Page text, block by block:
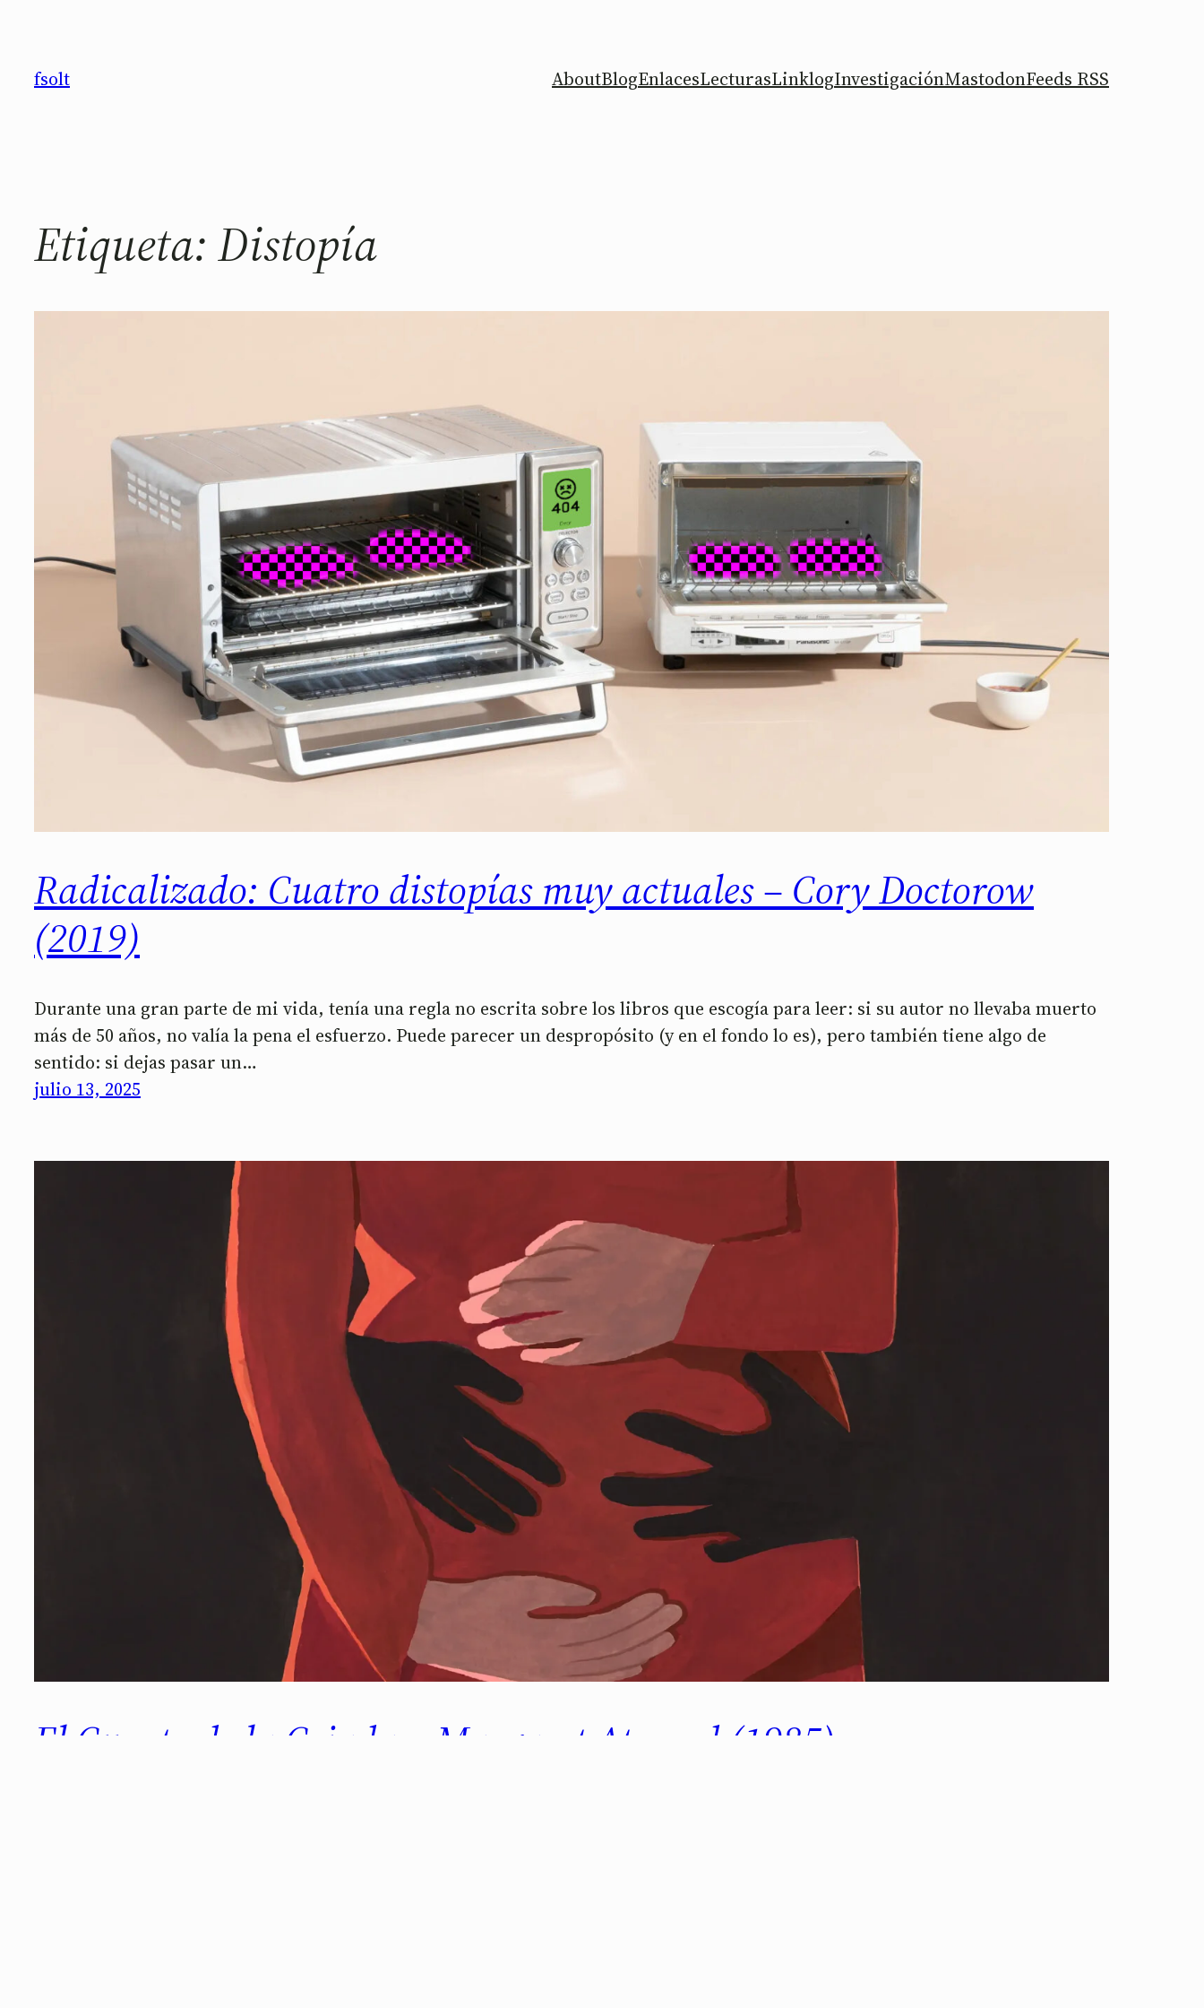
contenido
fsolt AboutBlogEnlacesLecturasLinklogInvestigaciónMastodonFeeds RSS
Etiqueta:Distopía
Radicalizado: Cuatro distopías muy actuales – Cory Doctorow
(2019)
Durante una gran parte de mi vida, tenía una regla no escrita sobre los libros que escogía para leer: si su autor no llevaba muerto
más de 50 años, no valía la pena el esfuerzo. Puede parecer un despropósito (y en el fondo lo es), pero también tiene algo de
sentido: si dejas pasar un…
julio 13, 2025
El Cuento de la Criada – Margaret Atwood (1985)